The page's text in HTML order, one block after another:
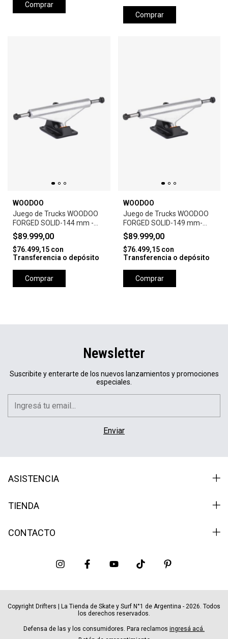
Comprar
Comprar
WOODOO
Juego de Trucks WOODOO
FORGED SOLID-144 mm -
BLACK-(Set x 2u.)
$89.999,00
$76.499,15 con
Transferencia o depósito
Comprar
WOODOO
Juego de Trucks WOODOO
FORGED SOLID-149 mm-
BLACK-(Set x 2u.)
$89.999,00
$76.499,15 con
Transferencia o depósito
Comprar
Newsletter
Suscribite y enterarte de los nuevos lanzamientos y promociones
especiales.
ASISTENCIA
TIENDA
CONTACTO
Copyright Drifters | La Tienda de Skate y Surf N°1 de Argentina - 2026. Todos
los derechos reservados.
Defensa de las y los consumidores. Para reclamos ingresá acá.